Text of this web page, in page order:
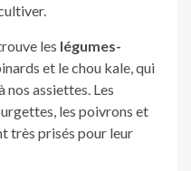
les légumes-
et le chou kale, qui
assiettes. Les
les poivrons et
très prisés pour leur